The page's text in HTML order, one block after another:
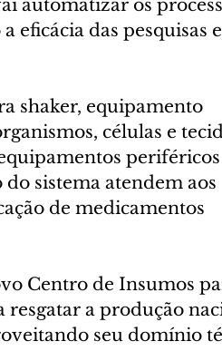
automatizar os
eficácia das pesquisas
shaker, equipamento
células e
do sistema atendem aos
de medicamentos
Centro de Insumos
resgatar a produção
seu domínio